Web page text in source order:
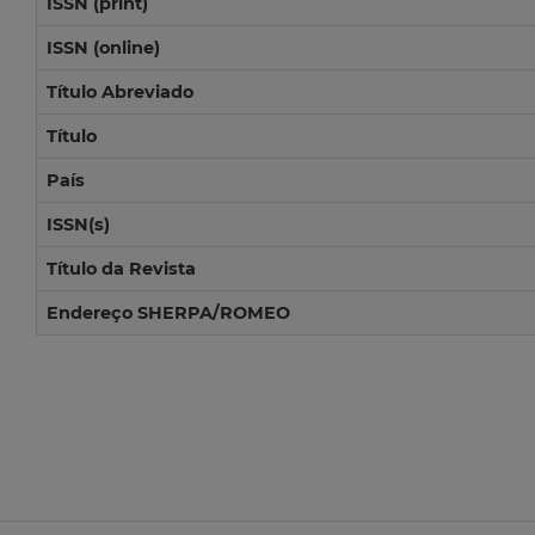
ISSN (online)
Título Abreviado
Título
País
ISSN(s)
Título da Revista
Endereço SHERPA/ROMEO